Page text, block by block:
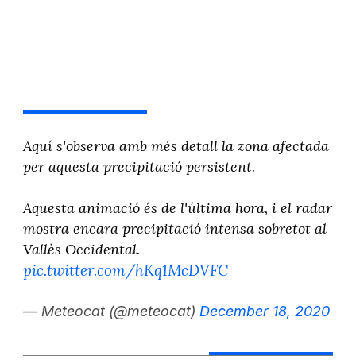
Aquí s'observa amb més detall la zona afectada
per aquesta precipitació persistent.
Aquesta animació és de l'última hora, i el radar
mostra encara precipitació intensa sobretot al
Vallès Occidental.
pic.twitter.com/hKq1McDVFC
— Meteocat (@meteocat) December 18, 2020